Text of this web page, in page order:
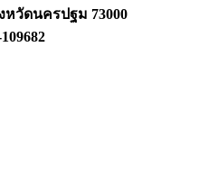
หวัดนครปฐม 73000